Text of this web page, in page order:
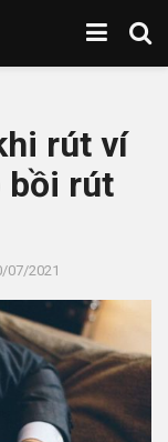
rút ví
bồi rút
07/2021